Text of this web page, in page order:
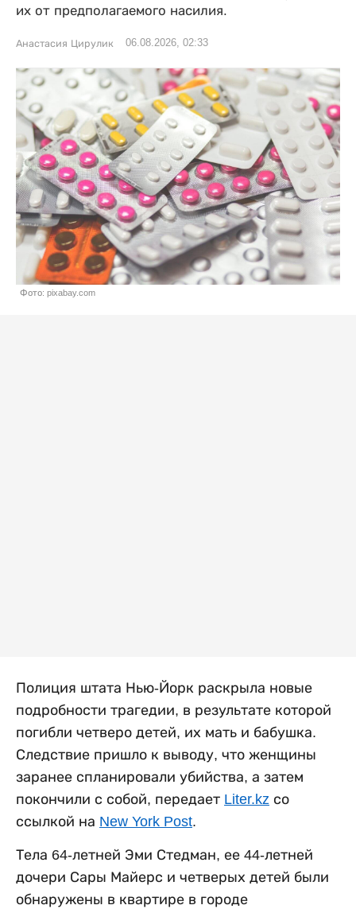
их от предполагаемого насилия.
Анастасия Цирулик 06.08.2026, 02:33
Фото: pixabay.com
Полиция штата Нью-Йорк раскрыла новые
подробности трагедии, в результате которой
погибли четверо детей, их мать и бабушка.
Следствие пришло к выводу, что женщины
заранее спланировали убийства, а затем
покончили с собой, передает Liter.kz со
ссылкой на New York Post.
Тела 64-летней Эми Стедман, ее 44-летней
дочери Сары Майерс и четверых детей были
обнаружены в квартире в городе